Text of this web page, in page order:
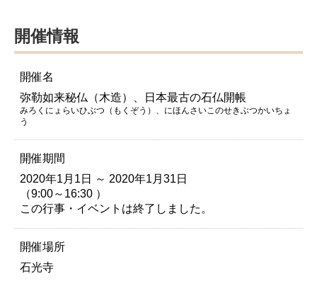
開催情報
開催名
弥勒如来秘仏（木造）、日本最古の石仏開帳
みろくにょらいひぶつ（もくぞう）、にほんさいこのせきぶつかいちょ
う
開催期間
2020年1月1日 ～ 2020年1月31日
（9:00～16:30 ）
この行事・イベントは終了しました。
開催場所
石光寺